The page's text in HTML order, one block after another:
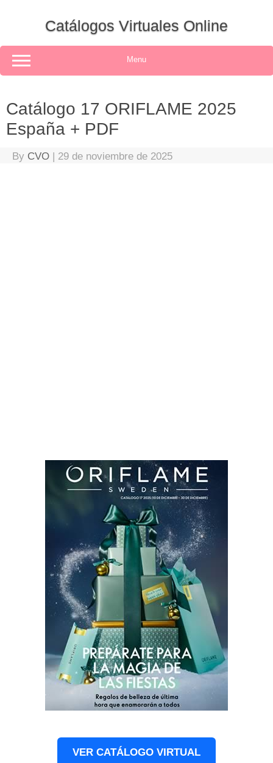
Catálogos Virtuales Online
Menu
Catálogo 17 ORIFLAME 2025
España + PDF
By CVO | 29 de noviembre de 2025
VER CATÁLOGO VIRTUAL